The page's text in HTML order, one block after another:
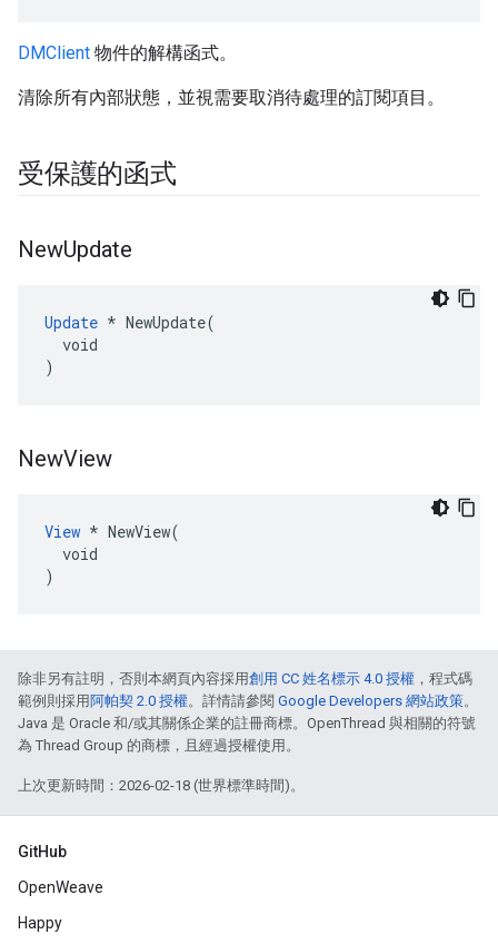
DMClient 物件的解構函式。
清除所有內部狀態，並視需要取消待處理的訂閱項目。
受保護的函式
NewUpdate
Update * NewUpdate(
  void
)
NewView
View * NewView(
  void
)
除非另有註明，否則本網頁內容採用創用 CC 姓名標示 4.0 授權 ，程式碼
範例則採用 阿帕契 2.0 授權。詳情請參閱 Google Developers 網站政策。
Java 是 Oracle 和/或其關係企業的註冊商標。OpenThread 與相關的符號
為 Thread Group 的商標，且經過授權使用。
上次更新時間：2026-02-18 (世界標準時間)。
GitHub
OpenWeave
Happy